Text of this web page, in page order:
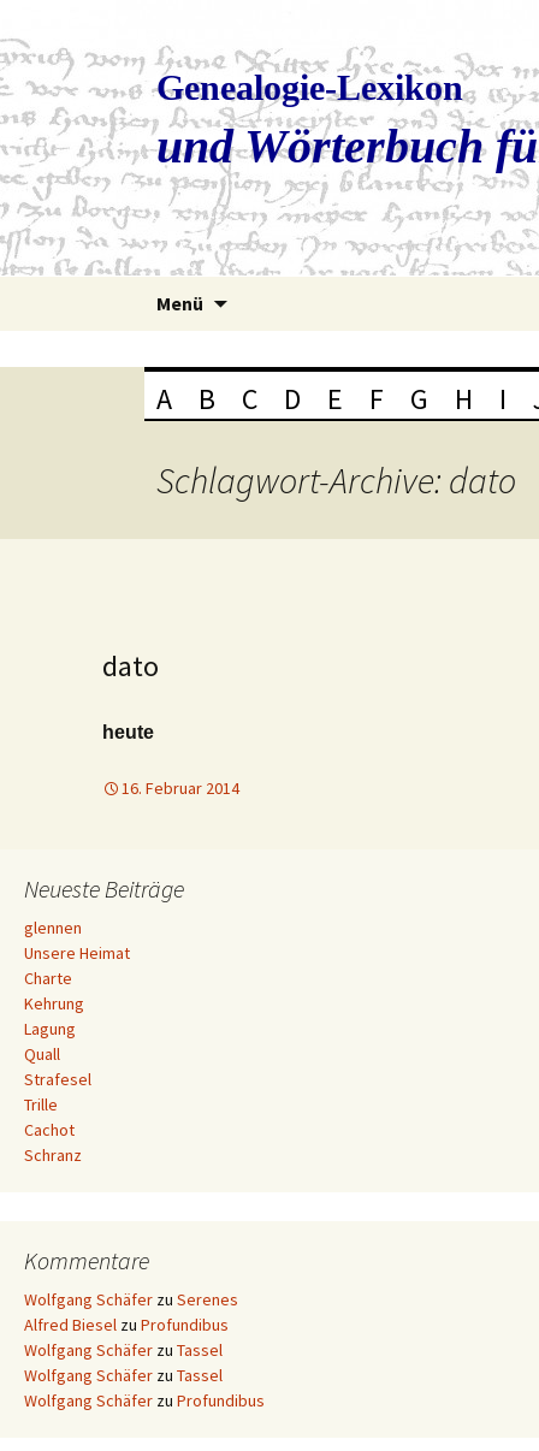
Genealogie-Lexikon
und Wörterbuch
Menü
A B C D E F G H I
Schlagwort-Archive: dato
dato
heute
16. Februar 2014
Neueste Beiträge
glennen
Unsere Heimat
Charte
Kehrung
Lagung
Quall
Strafesel
Trille
Cachot
Schranz
Kommentare
Wolfgang Schäfer zu Serenes
Alfred Biesel zu Profundibus
Wolfgang Schäfer zu Tassel
Wolfgang Schäfer zu Tassel
Wolfgang Schäfer zu Profundibus